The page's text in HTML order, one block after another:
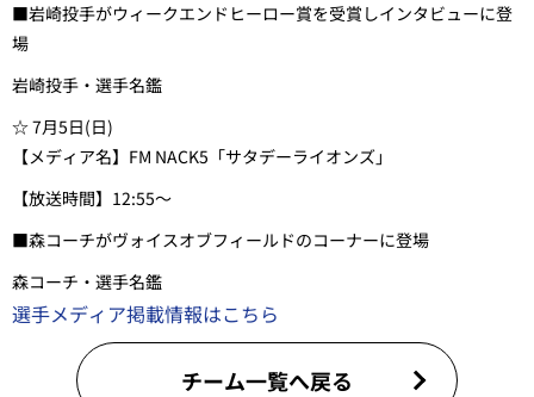
■岩崎投手がウィークエンドヒーロー賞を受賞しインタビューに登
場
岩崎投手・選手名鑑
☆ 7月5日(日)
【メディア名】FM NACK5「サタデーライオンズ」
【放送時間】12:55～
■森コーチがヴォイスオブフィールドのコーナーに登場
森コーチ・選手名鑑
選手メディア掲載情報はこちら
チーム一覧へ戻る